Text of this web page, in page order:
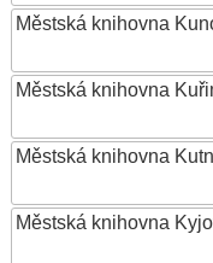
Městská knihovna
Městská knihovna
Městská knihovna
Městská knihovna